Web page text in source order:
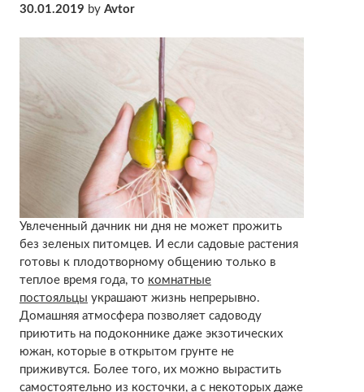
30.01.2019 by Avtor
Увлеченный дачник ни дня не может прожить
без зеленых питомцев. И если садовые растения
готовы к плодотворному общению только в
теплое время года, то комнатные
постояльцы украшают жизнь непрерывно.
Домашняя атмосфера позволяет садоводу
приютить на подоконнике даже экзотических
южан, которые в открытом грунте не
приживутся. Более того, их можно вырастить
самостоятельно из косточки, а с некоторых даже